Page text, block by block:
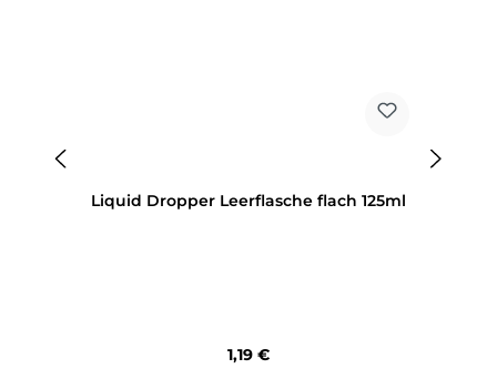
Liquid Dropper Leerflasche flach 125ml
Regulärer Preis:
1,19 €